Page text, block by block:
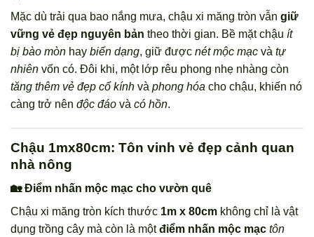
Mặc dù trải qua bao nắng mưa, chậu xi măng tròn vẫn giữ
vững vẻ đẹp nguyên bản theo thời gian. Bề mặt chậu ít
bị bào mòn hay biến dạng, giữ được nét mộc mạc và tự
nhiên vốn có. Đôi khi, một lớp rêu phong nhẹ nhàng còn
tăng thêm vẻ đẹp cổ kính và phong hóa cho chậu, khiến nó
càng trở nên độc đáo và có hồn.
Chậu 1mx80cm: Tôn vinh vẻ đẹp cảnh quan
nhà nông
🏡 Điểm nhấn mộc mạc cho vườn quê
Chậu xi măng tròn kích thước 1m x 80cm không chỉ là vật
dụng trồng cây mà còn là mộtđiểm nhấn mộc mạc tôn